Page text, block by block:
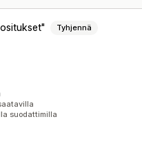
Tyhjennä
suodattimilla